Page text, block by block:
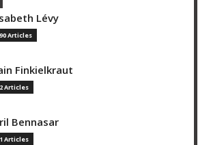
Lévy
Articles
Finkielkraut
Articles
Bennasar
Articles